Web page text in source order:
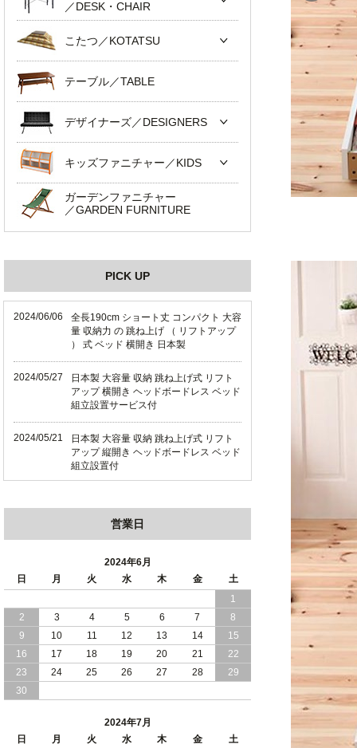
／DESK・CHAIR
こたつ／KOTATSU
テーブル／TABLE
デザイナーズ／DESIGNERS
キッズファニチャー／KIDS
ガーデンファニチャー
／GARDEN FURNITURE
PICK UP
2024/06/06
全長190cm ショート丈 コンパクト 大容
量 収納力 の 跳ね上げ （ リフトアップ
） 式 ベッド 横開き 日本製
2024/05/27
日本製 大容量 収納 跳ね上げ式 リフト
アップ 横開き ヘッドボードレス ベッド
組立設置サービス付
2024/05/21
日本製 大容量 収納 跳ね上げ式 リフト
アップ 縦開き ヘッドボードレス ベッド
組立設置付
ド 組立設置 付き
日本製 収納 跳ね上げ式 リフトアップ
ベッド 縦開き ヘッドボード 組立設置サ
ービス付き
2024/04/23
すのこ の 床板 簡単 軽い コンパクトな
大容量 収納 跳ね上げ式 ベッド
2024/03/28
おすすめ クイーン キング ワイドキング
サイズ で 通気性ある すのこ仕様 大容
畳 仕様 で 敷き布団 が使える 引き出し
収納 付き 大容量 チェスト ベッド 日本
営業日
2024年6月
日
月 火 水 木 金
土
1
2
3 4 5 6 7
8
9
10 11 12 13 14
15
16
17 18 19 20 21
22
23
24 25 26 27 28
29
30
2024年7月
日
月 火 水 木 金
土